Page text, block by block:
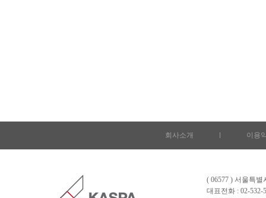
회사소개 이용
( 06577 ) 서울특
대표전화 : 02-532-